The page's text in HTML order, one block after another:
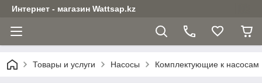
Интернет - магазин Wattsap.kz
Товары и услуги Насосы Комплектующие к насосам